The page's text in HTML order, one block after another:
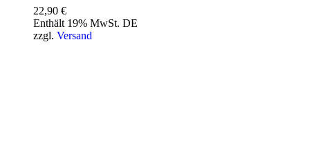
22,90 €
Enthält 19% MwSt. DE
zzgl. Versand